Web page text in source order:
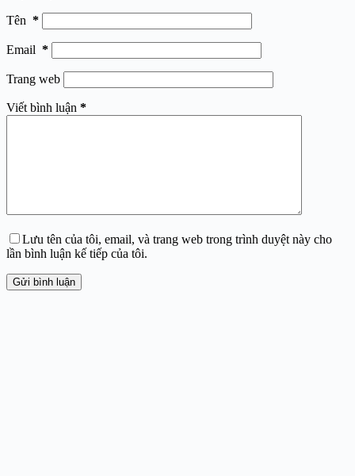
Tên *
Email *
Trang web
Viết bình luận *
Lưu tên của tôi, email, và trang web trong trình duyệt này cho
lần bình luận kế tiếp của tôi.
Gửi bình luận